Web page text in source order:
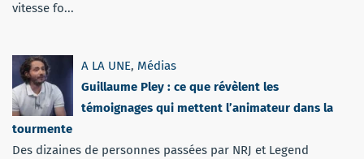
vitesse fo...
A LA UNE, Médias
Guillaume Pley : ce que révèlent les
témoignages qui mettent l’animateur dans la
tourmente
Des dizaines de personnes passées par NRJ et Legend